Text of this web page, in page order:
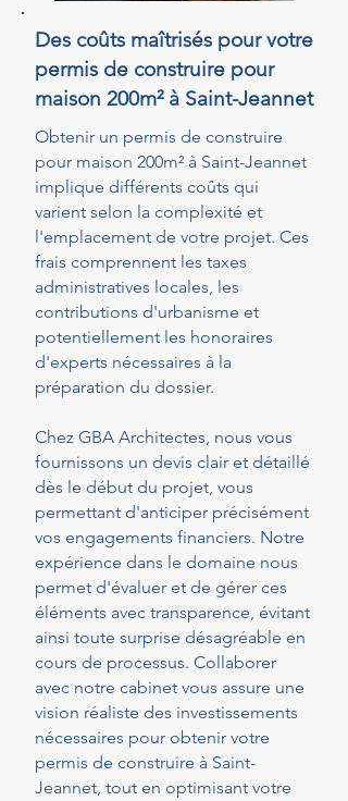
Des coûts maîtrisés pour votre
permis de construire pour
maison 200m² à Saint-Jeannet
Obtenir un permis de construire
pour maison 200m² à Saint-Jeannet
implique différents coûts qui
varient selon la complexité et
l'emplacement de votre projet. Ces
frais comprennent les taxes
administratives locales, les
contributions d'urbanisme et
potentiellement les honoraires
d'experts nécessaires à la
préparation du dossier.
Chez GBA Architectes, nous vous
fournissons un devis clair et détaillé
dès le début du projet, vous
permettant d'anticiper précisément
vos engagements financiers. Notre
expérience dans le domaine nous
permet d'évaluer et de gérer ces
éléments avec transparence, évitant
ainsi toute surprise désagréable en
cours de processus. Collaborer
avec notre cabinet vous assure une
vision réaliste des investissements
nécessaires pour obtenir votre
permis de construire à Saint-
Jeannet, tout en optimisant votre